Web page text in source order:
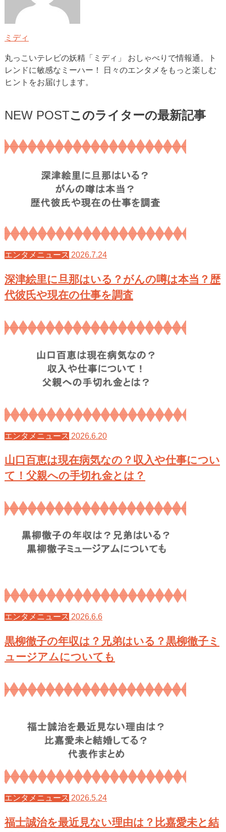
ミディ
丸っこいテレビの妖精「ミディ」 おしゃべりで情報通。ト
レンドに敏感なミーハー！ 日々のエンタメをもっと楽しむ
ヒントをお届けします。
NEW POSTこのライターの最新記事
エンタメニュース 2026.7.24
深津絵里に旦那はいる？がんの噂は本当？歴
代彼氏や現在の仕事を調査
エンタメニュース 2026.6.20
山口百恵は現在病気なの？収入や仕事につい
て！父親への手切れ金とは？
エンタメニュース 2026.6.6
黒柳徹子の年収は？兄弟はいる？黒柳徹子ミ
ュージアムについても
エンタメニュース 2026.5.24
福士誠治を最近見ない理由は？比嘉愛未と結